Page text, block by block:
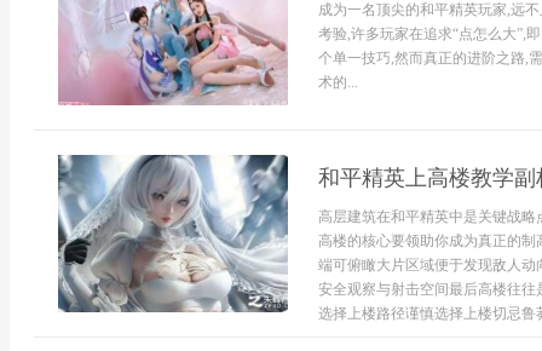
成为一名顶尖的和平精英玩家,远
考验,许多玩家在追求“点怎么大”,
个单一技巧,然而真正的进阶之路,
术的...
和平精英上高楼教学
高层建筑在和平精英中是关键战
高楼的核心要领助你成为真正的
端可俯瞰大片区域便于发现敌人
安全观察与射击空间最后高楼往
选择上楼路径谨慎选择上楼切忌鲁